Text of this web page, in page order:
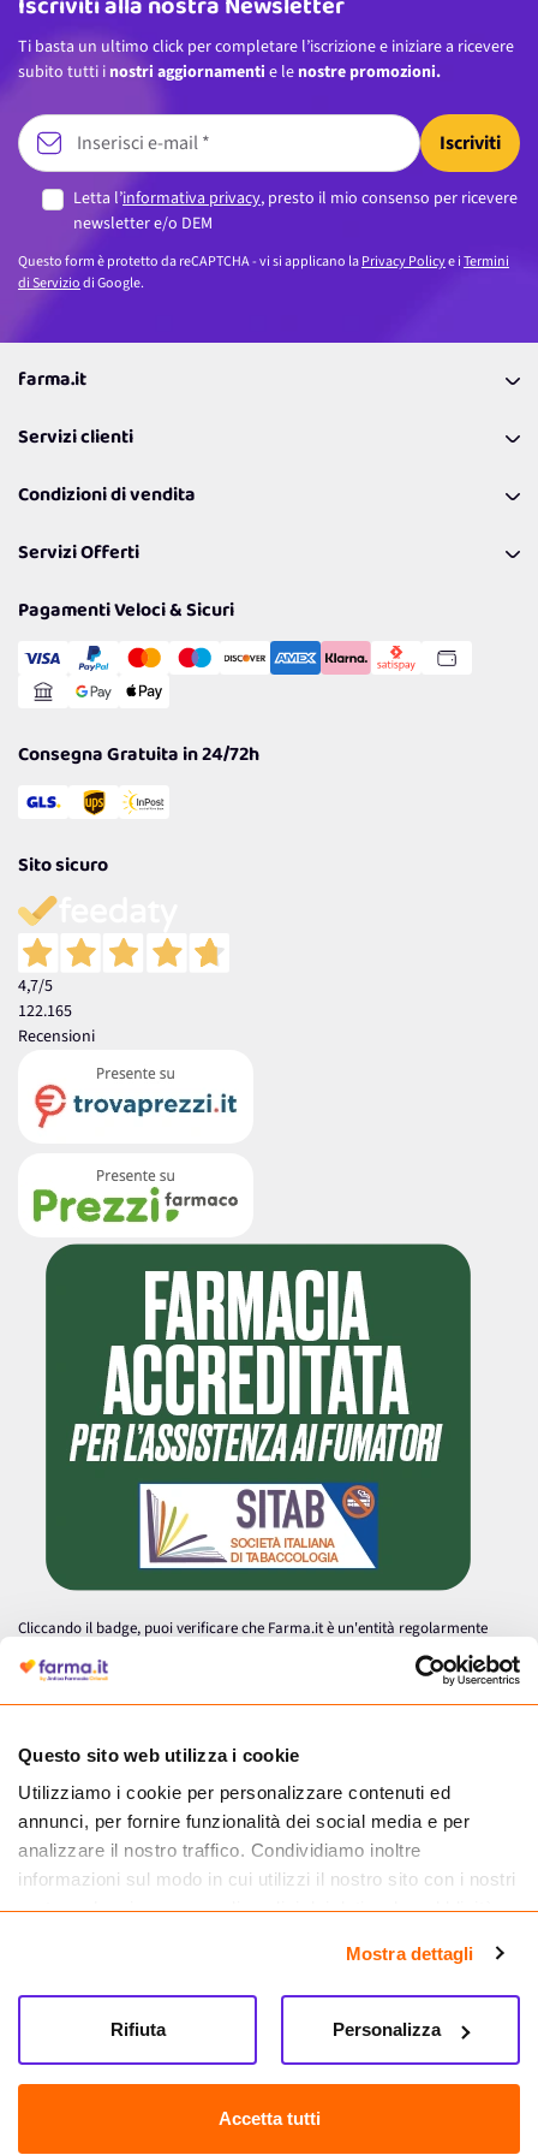
Questo sito web utilizza i cookie
Utilizziamo i cookie per personalizzare contenuti ed
annunci, per fornire funzionalità dei social media e per
analizzare il nostro traffico. Condividiamo inoltre
informazioni sul modo in cui utilizzi il nostro sito con i nostri
partner che si occupano di analisi dei dati web, pubblicità e
informazioni che hai fornito loro o che hanno raccolto dal
tuo utilizzo dei loro servizi.
Mostra dettagli
Accetta tutti
Personalizza
Rifiuta
Ti basta un ultimo click per completare l’iscrizione e iniziare a ricevere
subito tutti i nostri aggiornamenti e le nostre promozioni.
Iscriviti
Letta l’informativa privacy, presto il mio consenso per ricevere
newsletter e/o DEM
Questo form è protetto da reCAPTCHA - vi si applicano laPrivacy Policye iTermini
di Serviziodi Google.
farma.it
Coupon
Lavora con noi
Politiche per la parità di genere
Servizi clienti
Richiamami
Resi
Condizioni di vendita
Spedizioni
Cookie Policy
Gestisci Cookie
Servizi Offerti
Reso Facile e Veloce
Pagamenti Veloci & Sicuri
Consegna Gratuita in 24/72h
Sito sicuro
4,7/5
122.165
Recensioni
Cliccando il badge, puoi verificare che Farma.it è un'entità regolarmente
autorizzata dal Ministero della Salute a effettuare la vendita online di
medicinali.
Farma.it S.a.s. P. IVA 07417261216 REA: NA-884088
CREDITS
Sede legale Via delle Repubbliche Marinare 128, 80147 Napoli